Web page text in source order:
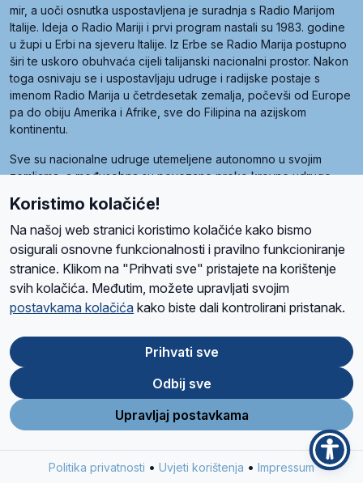
mir, a uoči osnutka uspostavljena je suradnja s Radio Marijom
Italije. Ideja o Radio Mariji i prvi program nastali su 1983. godine
u župi u Erbi na sjeveru Italije. Iz Erbe se Radio Marija postupno
širi te uskoro obuhvaća cijeli talijanski nacionalni prostor. Nakon
toga osnivaju se i uspostavljaju udruge i radijske postaje s
imenom Radio Marija u četrdesetak zemalja, počevši od Europe
pa do obiju Amerika i Afrike, sve do Filipina na azijskom
kontinentu.
Sve su nacionalne udruge utemeljene autonomno u svojim
zemljama, a međusobna su povezane preko krovne udruge
Radio Maria). Svjetsku obitelj utemeljilo je sedam članica, među
kojima je i hrvatska Udruga Radio Marija.
O namaRadio ProgramVolonteriPrijateljiKontaktPravila privatnosti
Ova stranica je zaštićena Google reCAPTCHA sustavom
Store
Google
Play
Koristimo kolačiće!
Na našoj web stranici koristimo kolačiće kako bismo
osigurali osnovne funkcionalnosti i pravilno funkcioniranje
stranice. Klikom na "Prihvati sve" pristajete na korištenje
svih kolačića. Međutim, možete upravljati svojim
postavkama kolačića kako biste dali kontrolirani pristanak.
Prihvati sve
Odbij sve
Upravljaj postavkama
Politika privatnosti • Uvjeti korištenja • Impressum